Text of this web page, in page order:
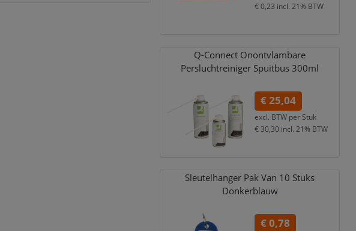
€ 0,23 incl. 21% BTW
Q-Connect Onontvlambare
Persluchtreiniger Spuitbus 300ml
€ 25,04
excl. BTW per Stuk
€ 30,30 incl. 21% BTW
Sleutelhanger Pak Van 10 Stuks
Donkerblauw
€ 0,78